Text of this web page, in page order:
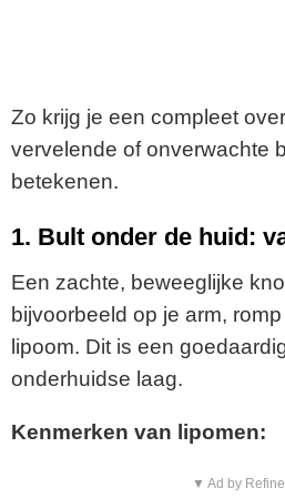
Zo krijg je een compleet
vervelende of onverwachte
betekenen.
1. Bult onder de huid:
Een zachte, beweeglijke
bijvoorbeeld op je arm,
lipoom. Dit is een
onderhuidse laag.
Kenmerken van lipomen:
▼ Ad by